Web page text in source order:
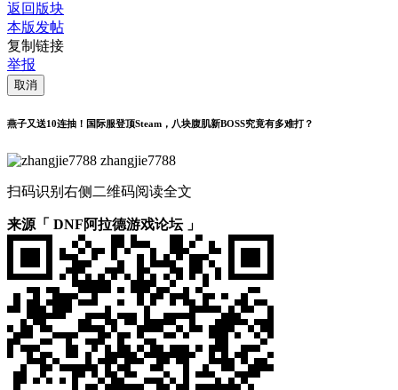
返回版块
本版发帖
复制链接
举报
取消
燕子又送10连抽！国际服登顶Steam，八块腹肌新BOSS究竟有多难打？
zhangjie7788
扫码识别右侧二维码阅读全文
来源「 DNF阿拉德游戏论坛 」